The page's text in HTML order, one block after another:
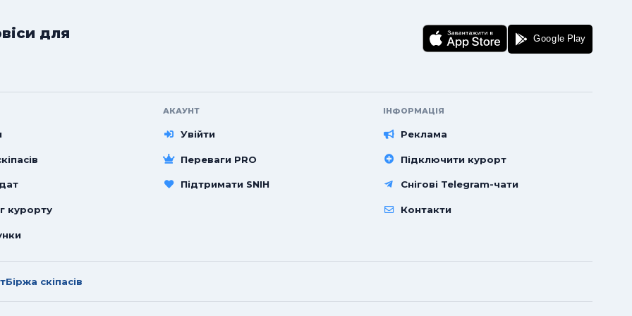
для
курорту
АКАУНТ
Увійти
Переваги PRO
Підтримати SNIH
ІНФОРМАЦІЯ
Реклама
Підключити курорт
Снігові Telegram-чати
Контакти
Біржа скіпасів